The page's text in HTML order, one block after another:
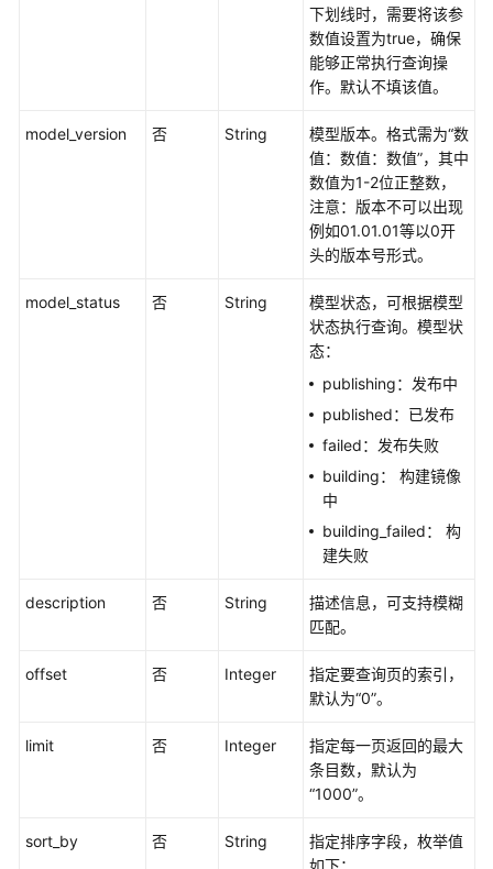
理
API
览
何
示
下划线时，需要将该参
数值设置为true，确保
能够正常执行查询操
作。默认不填该值。
model_version 否 String
模型版本。格式需为“数
值：数值：数值”，其中
数值为1-2位正整数，
注意：版本不可以出现
例如01.01.01等以0开
头的版本号形式。
model_status 否 String
模型状态，可根据模型
状态执行查询。模型状
态：
publishing：发布中
published：已发布
failed：发布失败
building： 构建镜像
中
building_failed： 构
建失败
description 否 String
描述信息，可支持模糊
匹配。
offset 否 Integer
指定要查询页的索引，
默认为“0”。
limit 否 Integer
指定每一页返回的最大
条目数，默认为
“1000”。
sort_by 否 String
指定排序字段，枚举值
如下：